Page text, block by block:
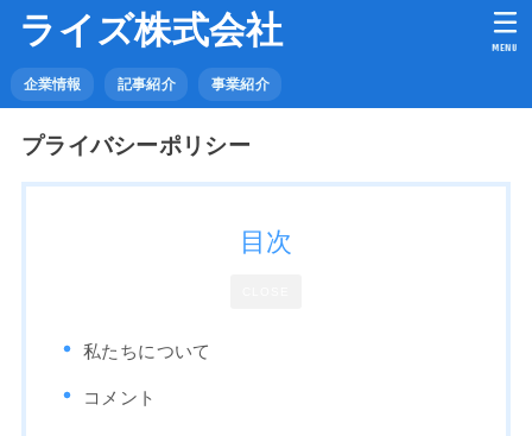
ライズ株式会社
企業情報 記事紹介 事業紹介
MENU
プライバシーポリシー
目次
私たちについて
コメント